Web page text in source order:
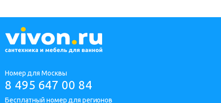
Номер для Москвы
8 495 647 00 84
Бесплатный номер для регионов